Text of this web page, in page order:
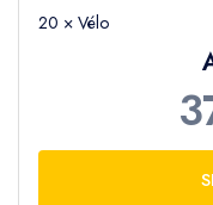
20 × Vélo